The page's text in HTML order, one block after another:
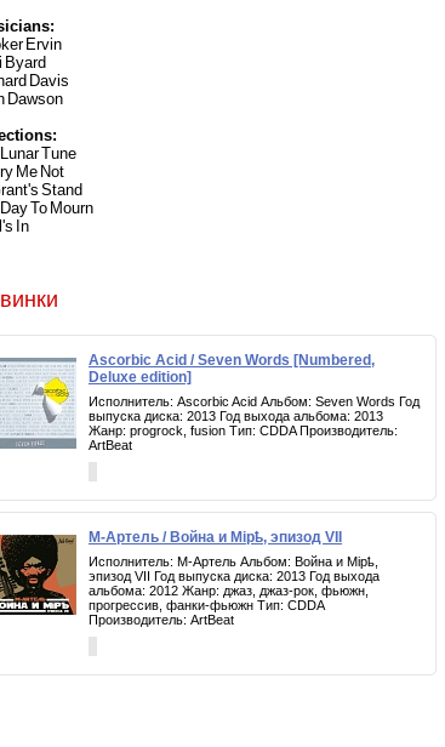
Ervin
Byard
Davis
Dawson
Lunar Tune
Me Not
Stand
To Mourn
In
Ascorbic Acid / Seven Words [Numbered,
Deluxe edition]
Исполнитель: Ascorbic Acid Альбом: Seven Words Год
выпуска диска: 2013 Год выхода альбома: 2013
Жанр: progrock, fusion Тип: CDDA Производитель:
ArtBeat
М-Артель / Война и Мiрҍ, эпизод VII
Исполнитель: М-Артель Альбом: Война и Мiрҍ,
эпизод VII Год выпуска диска: 2013 Год выхода
альбома: 2012 Жанр: джаз, джаз-рок, фьюжн,
прогрессив, фанки-фьюжн Тип: CDDA
Производитель: ArtBeat